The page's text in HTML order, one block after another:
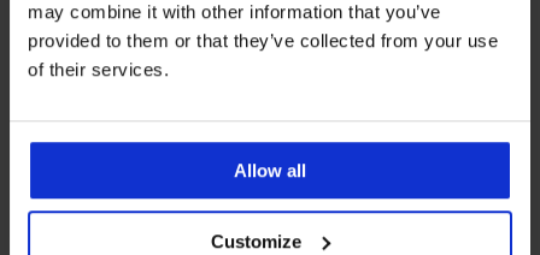
may combine it with other information that you’ve
provided to them or that they’ve collected from your use
of their services.
Allow all
Customize